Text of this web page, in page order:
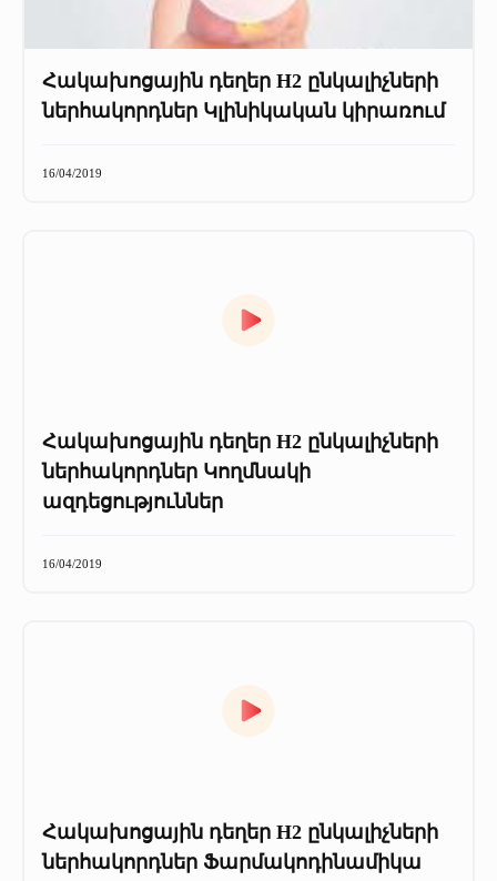
Հակախոցային դեղեր H2 ընկալիչների
ներհակորդներ Կլինիկական կիրառում
16/04/2019
Հակախոցային դեղեր H2 ընկալիչների
ներհակորդներ Կողմնակի
ազդեցություններ
16/04/2019
Հակախոցային դեղեր H2 ընկալիչների
ներհակորդներ Ֆարմակոդինամիկա